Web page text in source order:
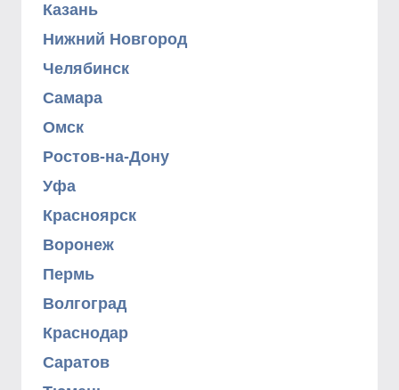
Казань
Нижний Новгород
Челябинск
Самара
Омск
Ростов-на-Дону
Уфа
Красноярск
Воронеж
Пермь
Волгоград
Краснодар
Саратов